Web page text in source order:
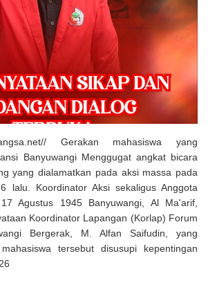
JKN
Gerakan mahasiswa yang
Banyuwangi Menggugat angkat bicara
yang dialamatkan pada aksi massa pada
lalu. Koordinator Aksi sekaligus Anggota
Agustus 1945 Banyuwangi, Al Ma'arif,
Koordinator Lapangan (Korlap) Forum
Bergerak, M. Alfan Saifudin, yang
tersebut disusupi kepentingan